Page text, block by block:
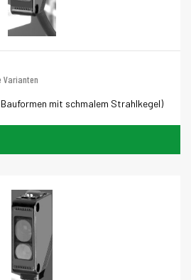
Varianten
mit schmalem Strahlkegel)